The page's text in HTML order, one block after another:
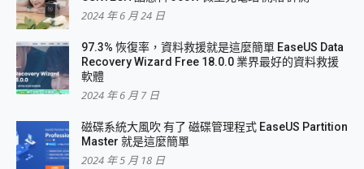
2024 年 6 月 24 日
97.3% 恢復率，資料救援就是這麼簡單 EaseUS Data
Recovery Wizard Free 18.0.0 業界最好的資料救援
軟體
2024 年 6 月 7 日
磁碟系統大風吹 有了 磁碟管理程式 EaseUS Partition
Master 就是這麼簡單
2024 年 5 月 18 日